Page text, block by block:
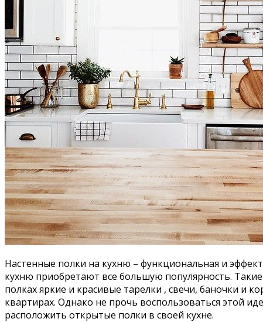
Настенные полки на кухню – функциональная и
кухню приобретают все большую популярность.
полках яркие и красивые тарелки , свечи, баночки и
квартирах. Однако не прочь воспользоваться этой
расположить открытые полки в своей кухне.